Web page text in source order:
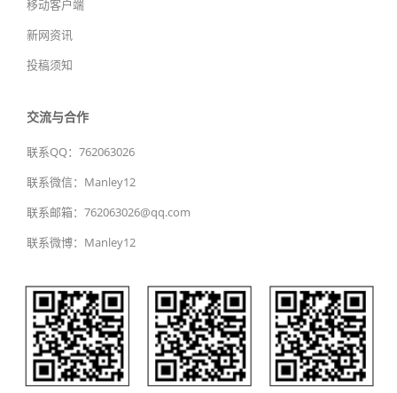
移动客户端
新网资讯
投稿须知
交流与合作
联系QQ：762063026
联系微信：Manley12
联系邮箱：762063026@qq.com
联系微博：Manley12